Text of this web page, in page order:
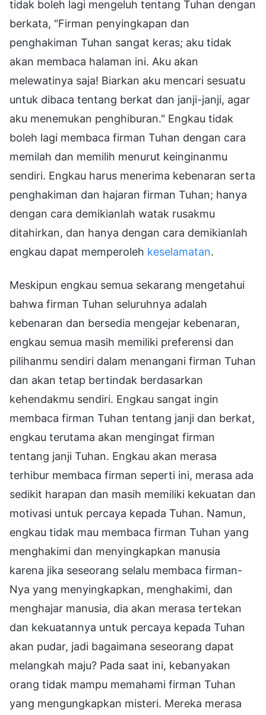
tidak boleh lagi mengeluh tentang Tuhan dengan
berkata, "Firman penyingkapan dan
penghakiman Tuhan sangat keras; aku tidak
akan membaca halaman ini. Aku akan
melewatinya saja! Biarkan aku mencari sesuatu
untuk dibaca tentang berkat dan janji-janji, agar
aku menemukan penghiburan." Engkau tidak
boleh lagi membaca firman Tuhan dengan cara
memilah dan memilih menurut keinginanmu
sendiri. Engkau harus menerima kebenaran serta
penghakiman dan hajaran firman Tuhan; hanya
dengan cara demikianlah watak rusakmu
ditahirkan, dan hanya dengan cara demikianlah
engkau dapat memperoleh keselamatan.
Meskipun engkau semua sekarang mengetahui
bahwa firman Tuhan seluruhnya adalah
kebenaran dan bersedia mengejar kebenaran,
engkau semua masih memiliki preferensi dan
pilihanmu sendiri dalam menangani firman Tuhan
dan akan tetap bertindak berdasarkan
kehendakmu sendiri. Engkau sangat ingin
membaca firman Tuhan tentang janji dan berkat,
engkau terutama akan mengingat firman
tentang janji Tuhan. Engkau akan merasa
terhibur membaca firman seperti ini, merasa ada
sedikit harapan dan masih memiliki kekuatan dan
motivasi untuk percaya kepada Tuhan. Namun,
engkau tidak mau membaca firman Tuhan yang
menghakimi dan menyingkapkan manusia
karena jika seseorang selalu membaca firman-
Nya yang menyingkapkan, menghakimi, dan
menghajar manusia, dia akan merasa tertekan
dan kekuatannya untuk percaya kepada Tuhan
akan pudar, jadi bagaimana seseorang dapat
melangkah maju? Pada saat ini, kebanyakan
orang tidak mampu memahami firman Tuhan
yang mengungkapkan misteri. Mereka merasa